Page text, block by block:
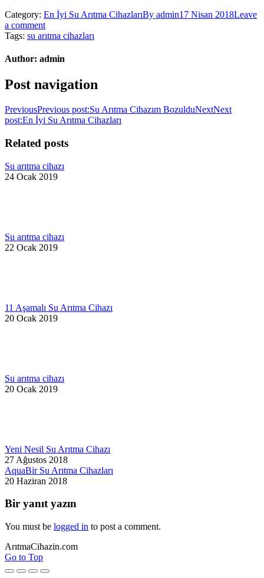
Category: En İyi Su Arıtma CihazlarıBy admin17 Nisan 2018Leave
a comment
Tags: su arıtma cihazları
Author: admin
Post navigation
PreviousPrevious post:Su Arıtma Cihazım BozulduNextNext
post:En İyi Su Arıtma Cihazları
Related posts
Su arıtma cihazı
24 Ocak 2019
Su arıtma cihazı
22 Ocak 2019
11 Aşamalı Su Arıtma Cihazı
20 Ocak 2019
Su arıtma cihazı
20 Ocak 2019
Yeni Nesil Su Arıtma Cihazı
27 Ağustos 2018
AquaBir Su Arıtma Cihazları
20 Haziran 2018
Bir yanıt yazın
You must be logged in to post a comment.
ArıtmaCihazin.com
Go to Top